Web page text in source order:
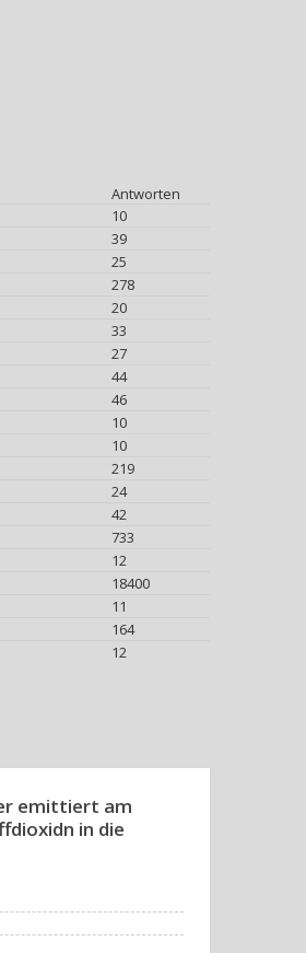
Antworten
10
39
25
278
20
33
27
44
46
10
10
219
24
42
733
12
18400
11
164
12
emittiert am
in die